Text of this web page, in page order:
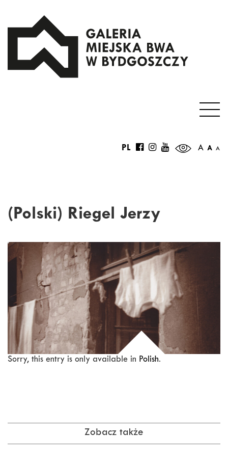
A A A
PL
(Polski) Riegel Jerzy
Sorry, this entry is only available in Polish.
Zobacz także